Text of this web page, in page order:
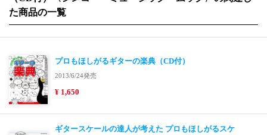
た商品の一覧
プロもほしがるギターの楽典（CD付）
2013/6/24発売
¥ 1,650
ギタースケールの達人が考えた プロもほしがるスケ